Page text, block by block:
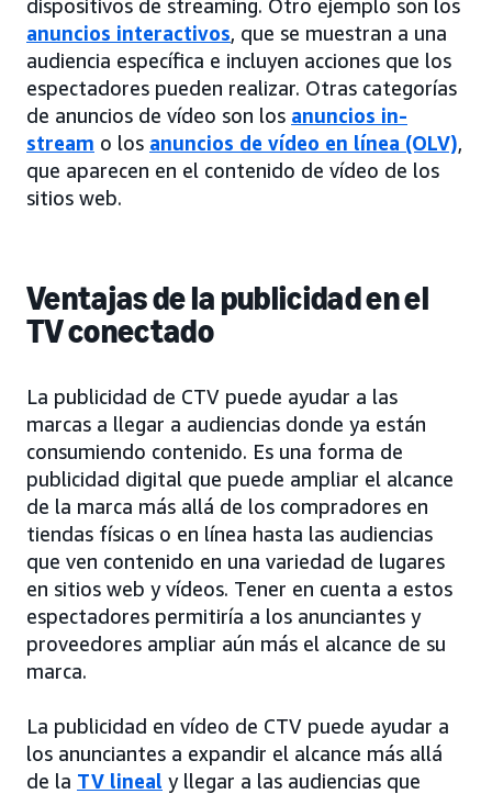
dispositivos de streaming. Otro ejemplo son los
anuncios interactivos, que se muestran a una
audiencia específica e incluyen acciones que los
espectadores pueden realizar. Otras categorías
de anuncios de vídeo son los anuncios in-
stream o los anuncios de vídeo en línea (OLV),
que aparecen en el contenido de vídeo de los
sitios web.
Ventajas de la publicidad en el
TV conectado
La publicidad de CTV puede ayudar a las
marcas a llegar a audiencias donde ya están
consumiendo contenido. Es una forma de
publicidad digital que puede ampliar el alcance
de la marca más allá de los compradores en
tiendas físicas o en línea hasta las audiencias
que ven contenido en una variedad de lugares
en sitios web y vídeos. Tener en cuenta a estos
espectadores permitiría a los anunciantes y
proveedores ampliar aún más el alcance de su
marca.
La publicidad en vídeo de CTV puede ayudar a
los anunciantes a expandir el alcance más allá
de la TV lineal y llegar a las audiencias que